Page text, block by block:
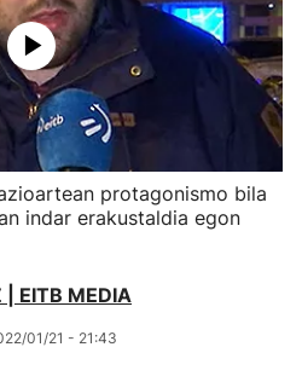
protagonismo bila
indar erakustaldia egon
| EITB MEDIA
01/21 - 21:43